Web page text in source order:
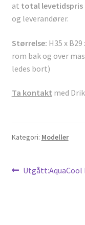
at total levetidspris
og leverandører.
Størrelse: H35 x
rom bak og over
ledes bort)
Ta kontakt med
Kategori: Modeller
Forrige
Utgått:AquaCool